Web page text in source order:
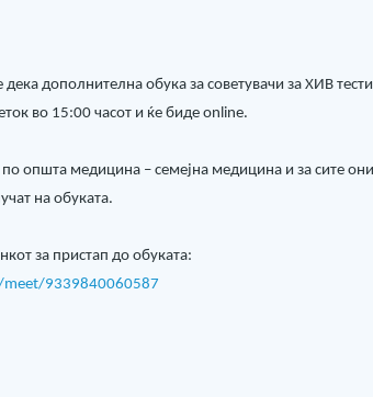
дека дополнителна обука за советувачи за ХИВ
во 15:00 часот и ќе биде оnline.
по општа медицина – семејна медицина и за сите
на обуката.
за пристап до обуката:
meet/9339840060587